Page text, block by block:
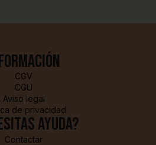
CGV
CGU
Aviso legal
de privacidad
ayuda?
Contactar